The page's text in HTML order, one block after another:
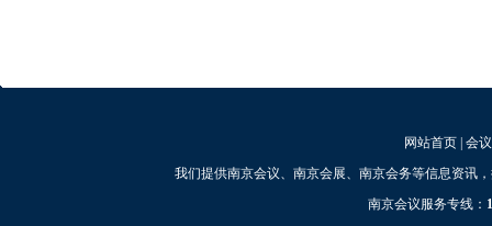
网站首页| 会
我们提供南京会议、南京会展、南京会务等信息资讯
南京会议服务专线：